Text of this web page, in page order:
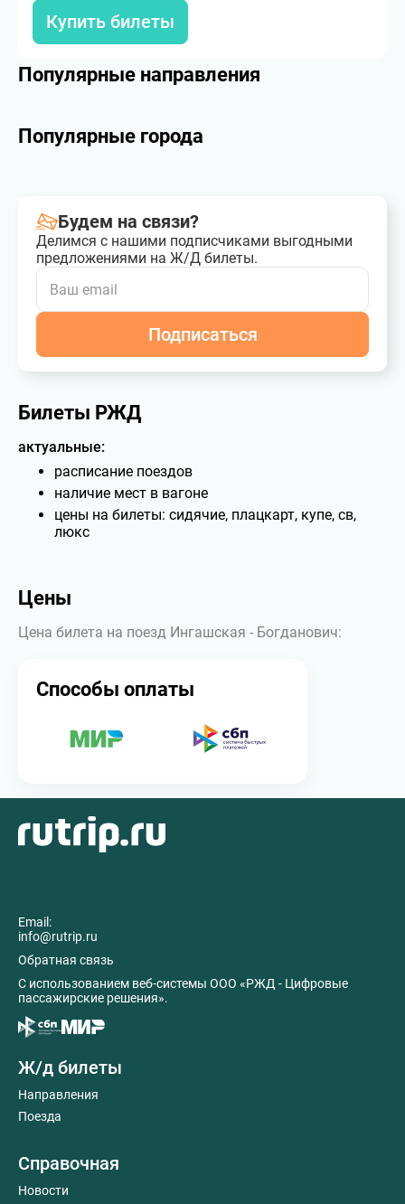
Купить билеты
Популярные направления
Популярные города
Будем на связи?
Делимся с нашими подписчиками выгодными
предложениями на Ж/Д билеты.
Подписаться
Билеты РЖД
актуальные:
расписание поездов
наличие мест в вагоне
цены на билеты: сидячие, плацкарт, купе, св,
люкс
Цены
Цена билета на поезд Ингашская - Богданович:
Способы оплаты
Email:
info@rutrip.ru
Обратная связь
C использованием веб-системы ООО «РЖД - Цифровые
пассажирские решения».
Ж/д билеты
Направления
Поезда
Справочная
Новости